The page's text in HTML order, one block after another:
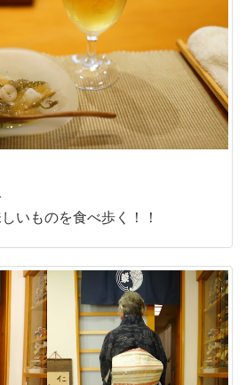
いものを食べ歩く！！